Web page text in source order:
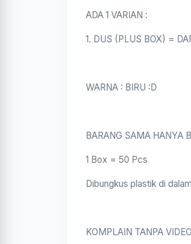
ADA 1 VARIAN :
1. DUS (PLUS BOX) =
WARNA : BIRU :D
BARANG SAMA HANYA
1 Box = 50 Pcs
Dibungkus plastik di
KOMPLAIN TANPA